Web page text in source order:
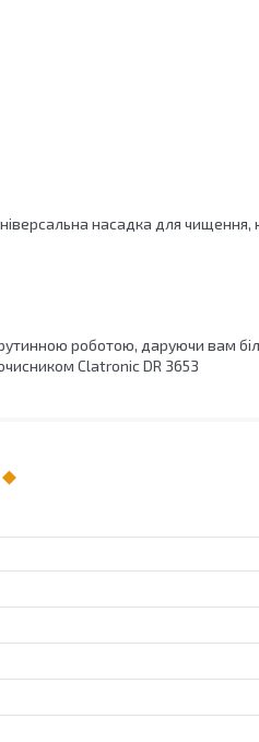
насадка для чищення,
роботою, даруючи вам
Clatronic DR 3653